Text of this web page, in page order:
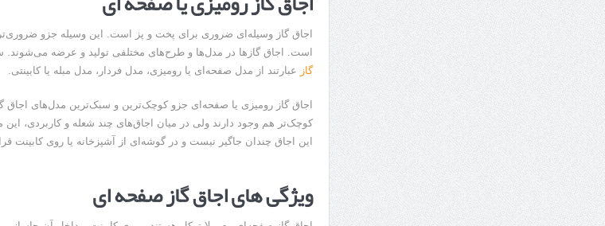
اجاق گاز وسیله‌ای ضروری برای پخت و پز است. این وسیله جزو
است. اجاق گازها در مدل‌ها و طرح‌های مختلفی تولید و عرضه می‌شوند.
گاز عبارتند از مدل صفحه‌ای یا رومیزی، مدل فردار، مدل مبله یا کابینتی.
اجاق گاز رومیزی یا صفحه‌ای جزو کوچک‌ترین و سبک‌ترین مدل‌های اجاق
کوچک‌تر هم وجود دارند ولی در میان اجاق‌های چند شعله و کاربردی،
این اجاق چندان جاگیر نیست و در گوشه‌ای از آشپزخانه یا روی کابینت
ویژگی‌ های اجاق گاز صفحه ای